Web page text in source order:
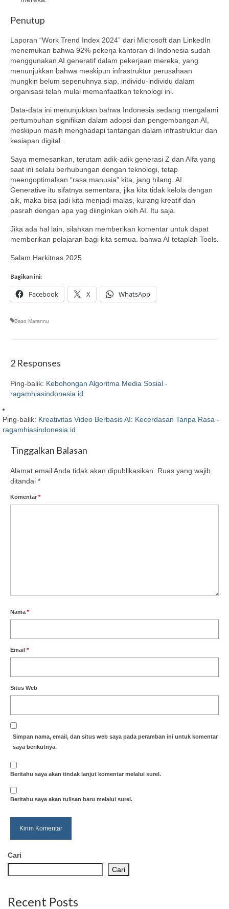
Penutup
Laporan “Work Trend Index 2024” dari Microsoft dan LinkedIn
menemukan bahwa 92% pekerja kantoran di Indonesia sudah
menggunakan AI generatif dalam pekerjaan mereka, yang
menunjukkan bahwa meskipun infrastruktur perusahaan
mungkin belum sepenuhnya siap, individu-individu dalam
organisasi telah mulai memanfaatkan teknologi ini.
Data-data ini menunjukkan bahwa Indonesia sedang mengalami
pertumbuhan signifikan dalam adopsi dan pengembangan AI,
meskipun masih menghadapi tantangan dalam infrastruktur dan
kesiapan digital.
Saya memesankan, terutam adik-adik generasi Z dan Alfa yang
saat ini selalu berhubungan dengan teknologi, tetap
meengoptimalkan “rasa manusia” kita, jang hilang, AI
Generative itu sifatnya sementara, jika kita tidak kelola dengan
aik, maka bisa jadi kita menjadi malas, kurang kreatif dan
pasrah dengan apa yag diinginkan oleh AI. Itu saja.
Jika ada hal lain, silahkan memberikan komentar untuk dapat
memberikan pelajaran bagi kita semua. bahwa AI tetaplah Tools.
Salam Harkitnas 2025
Bagikan ini:
Facebook X WhatsApp
Baso Marannu
2 Responses
Ping-balik: Kebohongan Algoritma Media Sosial -
ragamhiasindonesia.id
Ping-balik: Kreativitas Video Berbasis AI: Kecerdasan Tanpa Rasa -
ragamhiasindonesia.id
Tinggalkan Balasan
Alamat email Anda tidak akan dipublikasikan.
Ruas yang wajib
ditandai *
Komentar *
Nama *
Email *
Situs Web
Simpan nama, email, dan situs web saya pada peramban ini untuk komentar
saya berikutnya.
Beritahu saya akan tindak lanjut komentar melalui surel.
Beritahu saya akan tulisan baru melalui surel.
Cari
Cari
Recent Posts